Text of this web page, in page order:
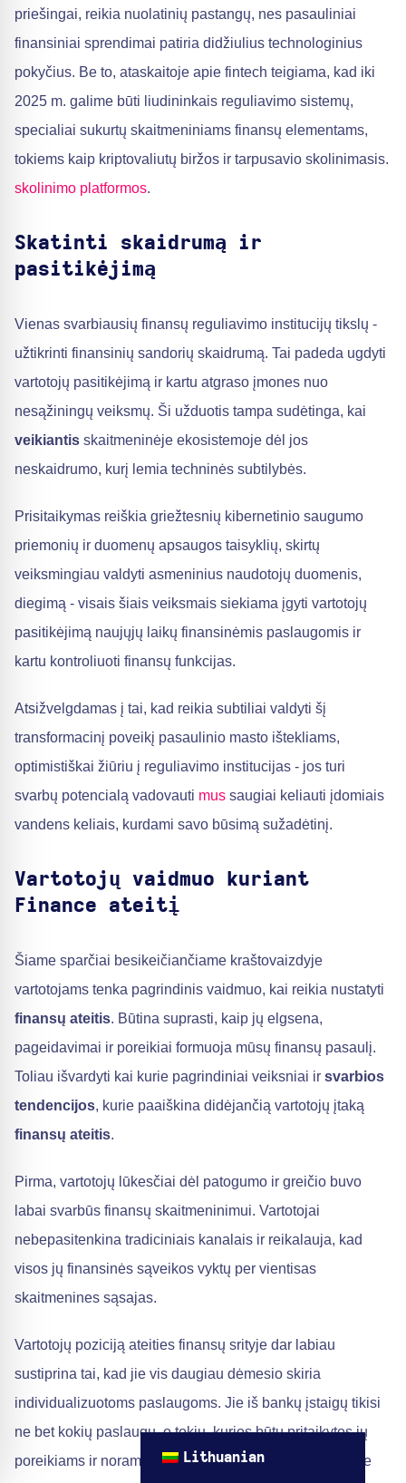
priešingai, reikia nuolatinių pastangų, nes pasauliniai
finansiniai sprendimai patiria didžiulius technologinius
pokyčius. Be to, ataskaitoje apie fintech teigiama, kad iki
2025 m. galime būti liudininkais reguliavimo sistemų,
specialiai sukurtų skaitmeniniams finansų elementams,
tokiems kaip kriptovaliutų biržos ir tarpusavio skolinimasis.
skolinimo platformos.
Skatinti skaidrumą ir
pasitikėjimą
Vienas svarbiausių finansų reguliavimo institucijų tikslų -
užtikrinti finansinių sandorių skaidrumą. Tai padeda ugdyti
vartotojų pasitikėjimą ir kartu atgraso įmones nuo
nesąžiningų veiksmų. Ši užduotis tampa sudėtinga, kai
veikiantis skaitmeninėje ekosistemoje dėl jos
neskaidrumo, kurį lemia techninės subtilybės.
Prisitaikymas reiškia griežtesnių kibernetinio saugumo
priemonių ir duomenų apsaugos taisyklių, skirtų
veiksmingiau valdyti asmeninius naudotojų duomenis,
diegimą - visais šiais veiksmais siekiama įgyti vartotojų
pasitikėjimą naujųjų laikų finansinėmis paslaugomis ir
kartu kontroliuoti finansų funkcijas.
Atsižvelgdamas į tai, kad reikia subtiliai valdyti šį
transformacinį poveikį pasaulinio masto ištekliams,
optimistiškai žiūriu į reguliavimo institucijas - jos turi
svarbų potencialą vadovauti mus saugiai keliauti įdomiais
vandens keliais, kurdami savo būsimą sužadėtinį.
Vartotojų vaidmuo kuriant
Finance ateitį
Šiame sparčiai besikeičiančiame kraštovaizdyje
vartotojams tenka pagrindinis vaidmuo, kai reikia nustatyti
finansų ateitis. Būtina suprasti, kaip jų elgsena,
pageidavimai ir poreikiai formuoja mūsų finansų pasaulį.
Toliau išvardyti kai kurie pagrindiniai veiksniai ir svarbios
tendencijos, kurie paaiškina didėjančią vartotojų įtaką
finansų ateitis.
Pirma, vartotojų lūkesčiai dėl patogumo ir greičio buvo
labai svarbūs finansų skaitmeninimui. Vartotojai
nebepasitenkina tradiciniais kanalais ir reikalauja, kad
visos jų finansinės sąveikos vyktų per vientisas
skaitmenines sąsajas.
Vartotojų poziciją ateities finansų srityje dar labiau
sustiprina tai, kad jie vis daugiau dėmesio skiria
individualizuotoms paslaugoms. Jie iš bankų įstaigų tikisi
ne bet kokių paslaugų, o tokių, kurios būtų pritaikytos jų
poreikiams ir norams, todėl pasauliniuose finansiniuose
Lithuanian